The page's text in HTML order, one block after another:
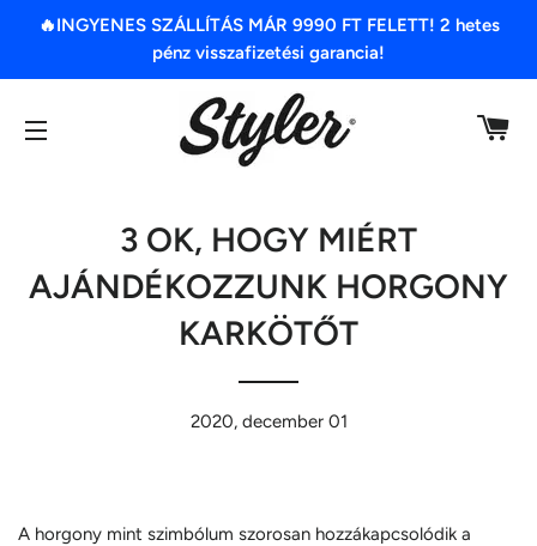
🔥INGYENES SZÁLLÍTÁS MÁR 9990 FT FELETT! 2 hetes
pénz visszafizetési garancia!
OLDAL NAVIGÁCIÓ
3 OK, HOGY MIÉRT
AJÁNDÉKOZZUNK HORGONY
KARKÖTŐT
2020, december 01
A horgony mint szimbólum szorosan hozzákapcsolódik a